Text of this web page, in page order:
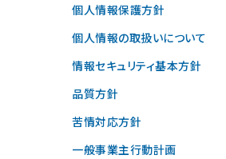
個人情報保護方針
個人情報の取扱いについて
情報セキュリティ基本方針
品質方針
苦情対応方針
一般事業主行動計画